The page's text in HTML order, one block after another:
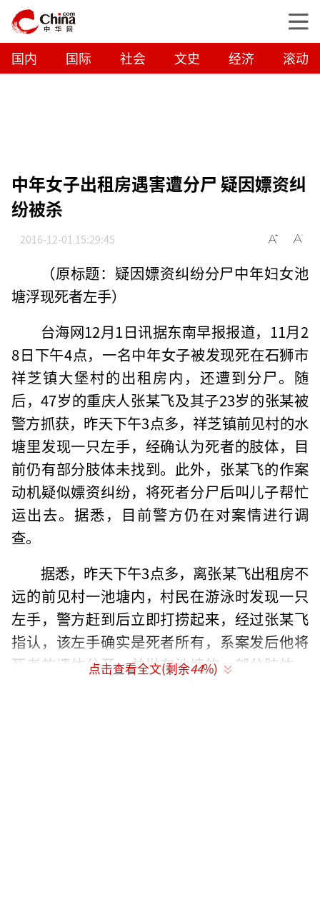
国内 国际 社会 文史 经济 滚动
中年女子出租房遇害遭分尸 疑因嫖资纠
纷被杀
2016-12-01 15:29:45
（原标题：疑因嫖资纠纷分尸中年妇女池
塘浮现死者左手）
台海网12月1日讯据东南早报报道，11月2
8日下午4点，一名中年女子被发现死在石狮市
祥芝镇大堡村的出租房内，还遭到分尸。随
后，47岁的重庆人张某飞及其子23岁的张某被
警方抓获，昨天下午3点多，祥芝镇前见村的水
塘里发现一只左手，经确认为死者的肢体，目
前仍有部分肢体未找到。此外，张某飞的作案
动机疑似嫖资纠纷，将死者分尸后叫儿子帮忙
运出去。据悉，目前警方仍在对案情进行调
查。
据悉，昨天下午3点多，离张某飞出租房不
远的前见村一池塘内，村民在游泳时发现一只
左手，警方赶到后立即打捞起来，经过张某飞
指认，该左手确实是死者所有，系案发后他将
死者的遗体分开，并抛在池塘的一部分肢体。
点击查看全文(剩余44%)